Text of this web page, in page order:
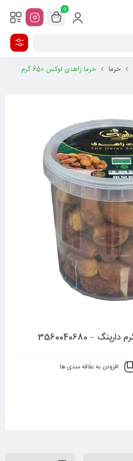
0
خرما
خرما زاهدی لوکس 650 گرم
افزودن به علاقه مندی ها